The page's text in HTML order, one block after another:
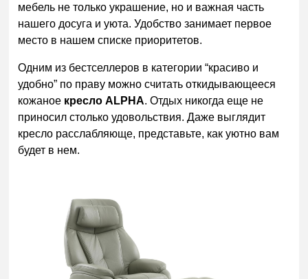
мебель не только украшение, но и важная часть
нашего досуга и уюта. Удобство занимает первое
место в нашем списке приоритетов.
Одним из бестселлеров в категории “красиво и
удобно” по праву можно считать откидывающееся
кожаное кресло ALPHA. Отдых никогда еще не
приносил столько удовольствия. Даже выглядит
кресло расслабляюще, представьте, как уютно вам
будет в нем.